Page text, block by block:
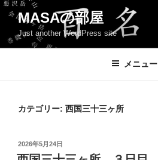
コ
ン
MASAの部屋
Just another WordPress site
メニュー
カテゴリー: 西国三十三ヶ所
投
稿
2026年5月24日